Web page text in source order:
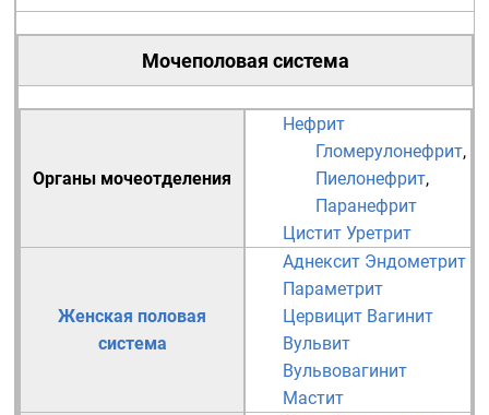
Мочеполовая система
Органы мочеотделения
Нефрит
Гломерулонефрит,
Пиелонефрит,
Паранефрит
Цистит Уретрит
Женская половая
система
Аднексит Эндометрит
Параметрит
Цервицит Вагинит
Вульвит
Вульвовагинит
Мастит